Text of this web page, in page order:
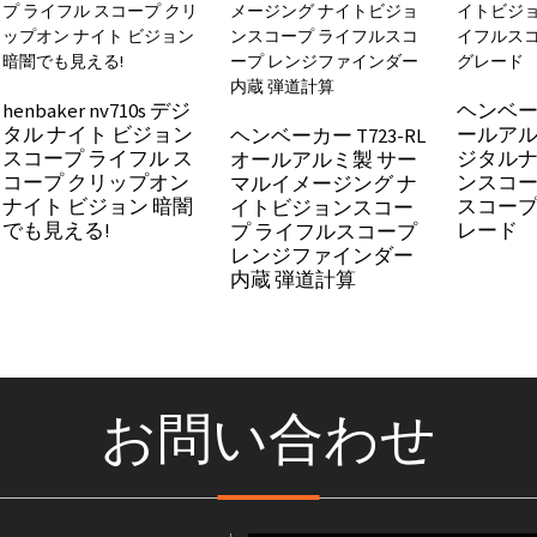
henbaker nv710s デジ
タル ナイト ビジョン
スコープ ライフル ス
コープ クリップオン
ナイト ビジョン 暗闇
でも見える!
ヘンベーカー T723-RL
オールアルミ製 サー
マルイメージング ナ
イトビジョンスコー
プ ライフルスコープ
レンジファインダー
内蔵 弾道計算
ヘンベ
ールア
ジタル
ンスコ
スコー
レード
お問い合わせ